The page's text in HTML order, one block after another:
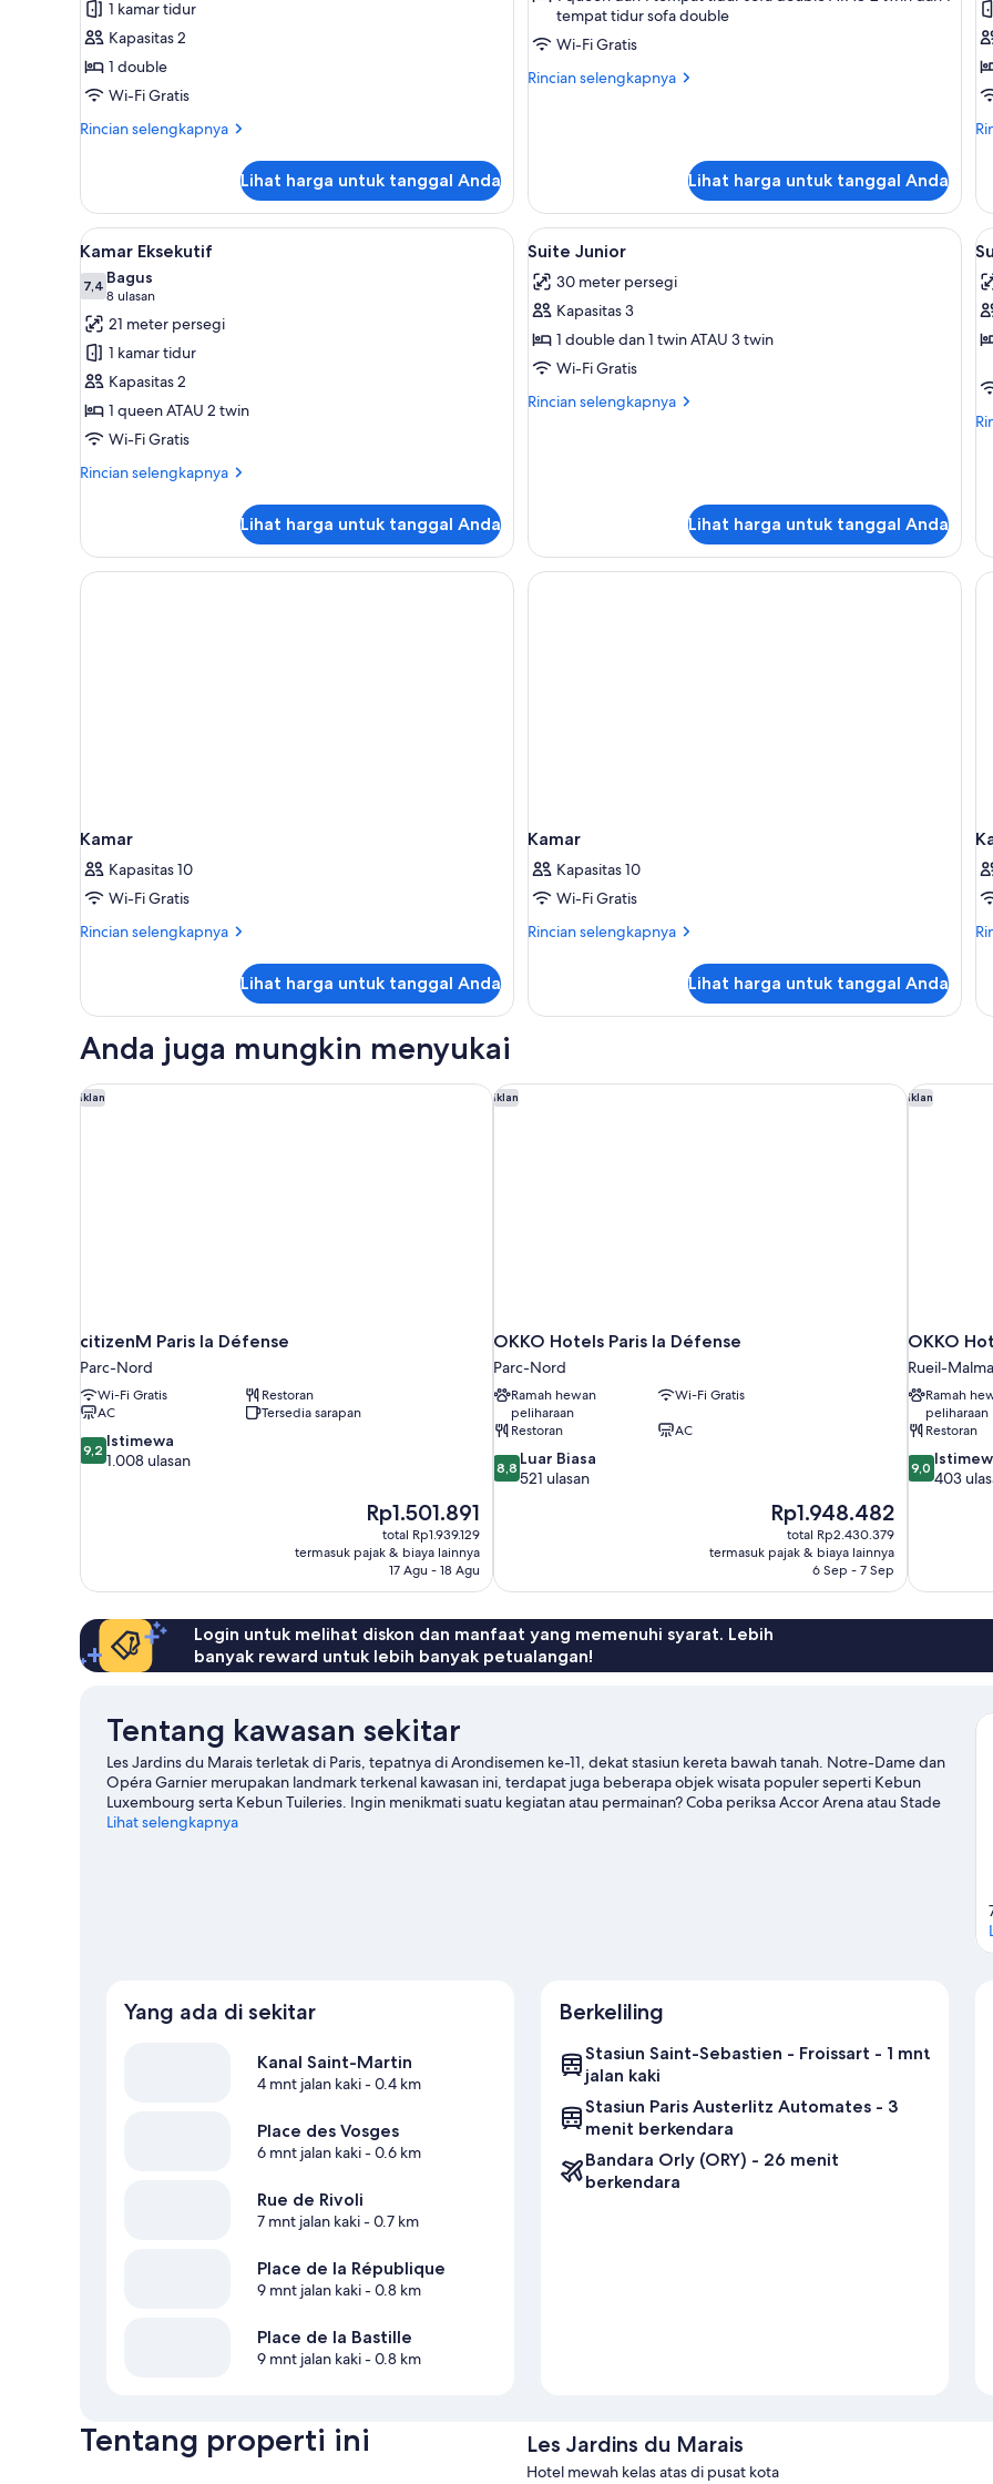
Klasik
1 kamar tidur
Kapasitas 2
1 double
Wi-Fi Gratis
Rincian selengkapnya
Rincian
Kamar
Klasik
Lihat harga untuk tanggal Anda
Suitetempat tidur sofa double
Wi-Fi Gratis
Rincian selengkapnya
Rincian
Lihat harga untuk tanggal Anda
Lihat
semua
foto
untuk
Kamar
Eksekutif
Kamar Eksekutif | Seprai premium, brankas, meja kerja, dan tirai kedap cahaya
6
Kamar Eksekutif
7,47,4 dari 10
Bagus
8 ulasan
(8
ulasan)
21 meter persegi
1 kamar tidur
Kapasitas 2
1 queen ATAU 2 twin
Wi-Fi Gratis
Rincian selengkapnya
Rincian
Kamar
Eksekutif
Lihat harga untuk tanggal Anda
Lihat
semua
foto
untuk
Suite
Junior
Suite Junior | Seprai premium,
6
Suite Junior
30 meter persegi
Kapasitas 3
1 double dan 1 twin ATAU 3 twin
Wi-Fi Gratis
Rincian selengkapnya
Rincian
Lihat harga untuk tanggal Anda
Kamar
Kapasitas 10
Wi-Fi Gratis
Rincian selengkapnya
Rincian
Kamar
Lihat harga untuk tanggal Anda
Kamar
Kapasitas 10
Wi-Fi Gratis
Rincian selengkapnya
Rincian
Kamar
Lihat harga untuk tanggal Anda
Anda juga mungkin menyukai
Iklan
citizenM Paris la Défense
Parc-Nord
Wi-Fi Gratis
Restoran
AC
Tersedia sarapan
9.2
dari
9,2 Istimewa
1.008 ulasan
Harga
sekarang
Rp1.501.891
Rp1.501.891
total Rp1.939.129
termasuk pajak & biaya lainnya
17 Agu - 18 Agu
citizenM Paris la Défense Iklan
OKKO Hotels Paris la Défense
Parc-Nord
Ramah hewan
peliharaan
Wi-Fi Gratis
Restoran
AC
8.8
dari
ulasan
8,8 Luar Biasa
521 ulasan
Harga
sekarang
Rp1.948.482
Rp1.948.482
total Rp2.430.379
termasuk pajak & biaya lainnya
6 Sep - 7 Sep
OKKO Hotels Paris la Défense Iklan
OKKO
Rueil-
Ramah
peliharaan
Restoran
9.0
dari
9,0
403
OKKO
Login untuk melihat diskon dan manfaat yang memenuhi syarat. Lebih
banyak reward untuk lebih banyak petualangan!
Tentang kawasan sekitar
Les Jardins du Marais terletak di Paris, tepatnya di Arondisemen ke-11, dekat stasiun kereta bawah tanah. Notre-Dame dan
Opéra Garnier merupakan landmark terkenal kawasan ini, terdapat juga beberapa objek wisata populer seperti Kebun
Luxembourg serta Kebun Tuileries. Ingin menikmati suatu kegiatan atau permainan? Coba periksa Accor Arena atau Stade
de France. Para tamu menyukai akses transportasi umum hotel yang mudah: Stasiun Saint-Sebastien - Froissart hanya
Lihat selengkapnya
Yang ada di sekitar
Kanal Saint-Martin
4 mnt jalan kaki- 0.4 km
Place des Vosges
6 mnt jalan kaki- 0.6 km
Rue de Rivoli
7 mnt jalan kaki- 0.7 km
Place de la République
9 mnt jalan kaki- 0.8 km
Place de la Bastille
9 mnt jalan kaki- 0.8 km
Berkeliling
Stasiun Saint-Sebastien - Froissart - 1 mnt
jalan kaki
Stasiun Paris Austerlitz Automates - 3
menit berkendara
Bandara Orly (ORY) - 26 menit
berkendara
Tentang properti ini Les Jardins du Marais
Hotel mewah kelas atas di pusat kota